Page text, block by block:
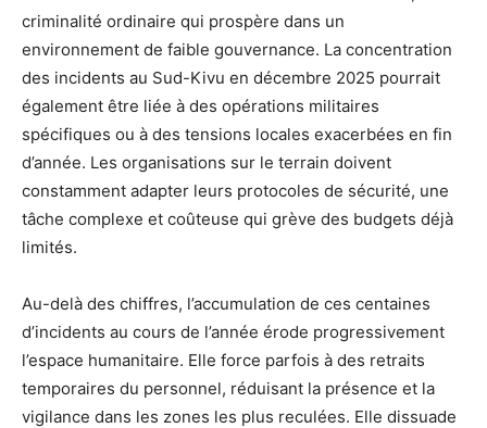
criminalité ordinaire qui prospère dans un
environnement de faible gouvernance. La concentration
des incidents au Sud-Kivu en décembre 2025 pourrait
également être liée à des opérations militaires
spécifiques ou à des tensions locales exacerbées en fin
d’année. Les organisations sur le terrain doivent
constamment adapter leurs protocoles de sécurité, une
tâche complexe et coûteuse qui grève des budgets déjà
limités.
Au-delà des chiffres, l’accumulation de ces centaines
d’incidents au cours de l’année érode progressivement
l’espace humanitaire. Elle force parfois à des retraits
temporaires du personnel, réduisant la présence et la
vigilance dans les zones les plus reculées. Elle dissuade